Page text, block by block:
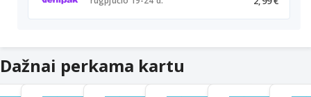
Dažnai perkama kartu